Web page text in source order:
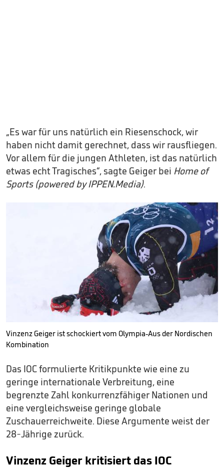
„Es war für uns natürlich ein Riesenschock, wir
haben nicht damit gerechnet, dass wir rausfliegen.
Vor allem für die jungen Athleten, ist das natürlich
etwas echt Tragisches“, sagte Geiger bei Home of
Sports (powered by IPPEN.Media).
Vinzenz Geiger ist schockiert vom Olympia-Aus der Nordischen
Kombination
Das IOC formulierte Kritikpunkte wie eine zu
geringe internationale Verbreitung, eine
begrenzte Zahl konkurrenzfähiger Nationen und
eine vergleichsweise geringe globale
Zuschauerreichweite. Diese Argumente weist der
28-Jährige zurück.
Vinzenz Geiger kritisiert das IOC